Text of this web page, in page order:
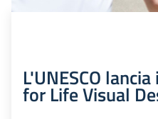
L'UNESCO
for Life Visual